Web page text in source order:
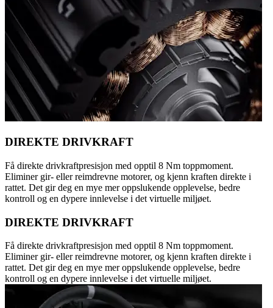
DIREKTE DRIVKRAFT
Få direkte drivkraftpresisjon med opptil 8 Nm toppmoment.
Eliminer gir- eller reimdrevne motorer, og kjenn kraften direkte i
rattet. Det gir deg en mye mer oppslukende opplevelse, bedre
kontroll og en dypere innlevelse i det virtuelle miljøet.
DIREKTE DRIVKRAFT
Få direkte drivkraftpresisjon med opptil 8 Nm toppmoment.
Eliminer gir- eller reimdrevne motorer, og kjenn kraften direkte i
rattet. Det gir deg en mye mer oppslukende opplevelse, bedre
kontroll og en dypere innlevelse i det virtuelle miljøet.